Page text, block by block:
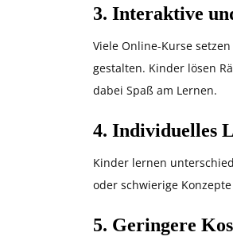
3. Interaktive
Viele Online-Kurse
gestalten. Kinder lösen
dabei Spaß am Lernen.
4. Individuelles
Kinder lernen
oder schwierige
5. Geringere